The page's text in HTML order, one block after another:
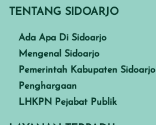
TENTANG SIDOARJO
Ada Apa Di Sidoarjo
Mengenal Sidoarjo
Pemerintah Kabupaten Sidoarjo
Penghargaan
LHKPN Pejabat Publik